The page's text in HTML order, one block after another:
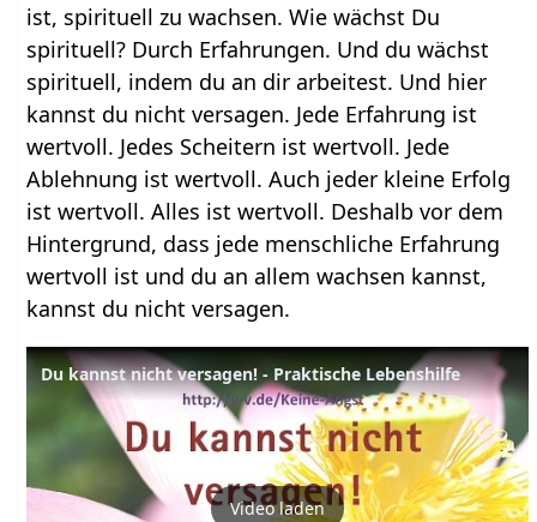
ist, spirituell zu wachsen. Wie wächst Du
spirituell? Durch Erfahrungen. Und du wächst
spirituell, indem du an dir arbeitest. Und hier
kannst du nicht versagen. Jede Erfahrung ist
wertvoll. Jedes Scheitern ist wertvoll. Jede
Ablehnung ist wertvoll. Auch jeder kleine Erfolg
ist wertvoll. Alles ist wertvoll. Deshalb vor dem
Hintergrund, dass jede menschliche Erfahrung
wertvoll ist und du an allem wachsen kannst,
kannst du nicht versagen.
Du kannst nicht versagen! - Praktische Lebenshilfe
Video laden